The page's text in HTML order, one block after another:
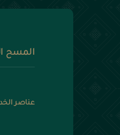
المسح
عناصر